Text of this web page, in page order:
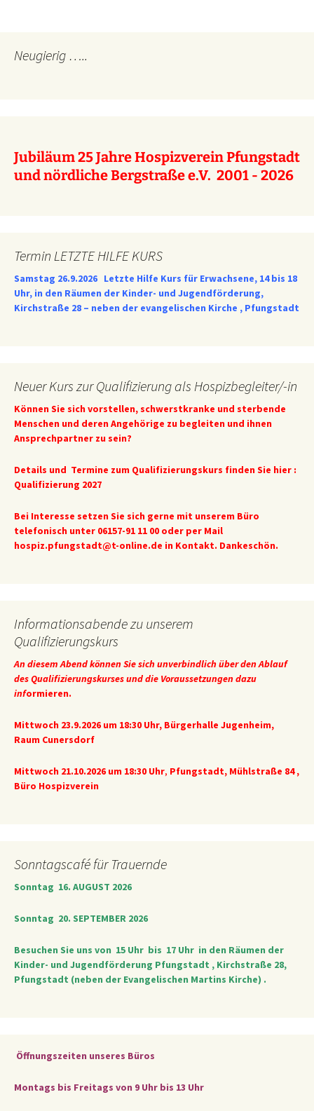
Neugierig …..
Jubiläum 25 Jahre Hospizverein Pfungstadt
und nördliche Bergstraße e.V. 2001 - 2026
Termin LETZTE HILFE KURS
Samstag 26.9.2026 Letzte Hilfe Kurs für Erwachsene, 14 bis 18
Uhr, in den Räumen der Kinder- und Jugendförderung,
Kirchstraße 28 – neben der evangelischen Kirche , Pfungstadt
Neuer Kurs zur Qualifizierung als Hospizbegleiter/-in
Können Sie sich vorstellen, schwerstkranke und sterbende
Menschen und deren Angehörige zu begleiten und ihnen
Ansprechpartner zu sein?
Details und Termine zum Qualifizierungskurs finden Sie hier :
Qualifizierung 2027
Bei Interesse setzen Sie sich gerne mit unserem Büro
telefonisch unter 06157-91 11 00 oder per Mail
hospiz.pfungstadt@t-online.de in Kontakt. Dankeschön.
Informationsabende zu unserem
Qualifizierungskurs
An diesem Abend können Sie sich unverbindlich über den Ablauf
des Qualifizierungskurses und die Voraussetzungen dazu
informieren.
Mittwoch 23.9.2026 um 18:30 Uhr, Bürgerhalle Jugenheim,
Raum Cunersdorf
Mittwoch 21.10.2026 um 18:30 Uhr, Pfungstadt, Mühlstraße 84 ,
Büro Hospizverein
Sonntagscafé für Trauernde
Sonntag 16. AUGUST 2026
Sonntag 20. SEPTEMBER 2026
Besuchen Sie uns von 15 Uhr bis 17 Uhr in den Räumen der
Kinder- und Jugendförderung Pfungstadt , Kirchstraße 28,
Pfungstadt (neben der Evangelischen Martins Kirche) .
Öffnungszeiten unseres Büros
Montags bis Freitags von 9 Uhr bis 13 Uhr